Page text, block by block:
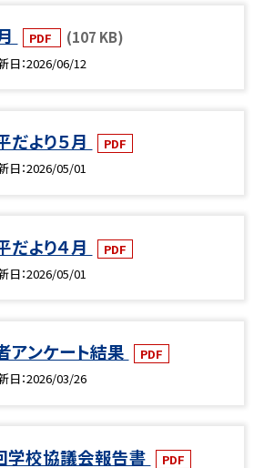
PDF (107 KB)
日 2026/06/12
より５月
PDF
日 2026/05/01
より４月
PDF
日 2026/05/01
アンケート結果
PDF
日 2026/03/26
学校協議会報告書
PDF